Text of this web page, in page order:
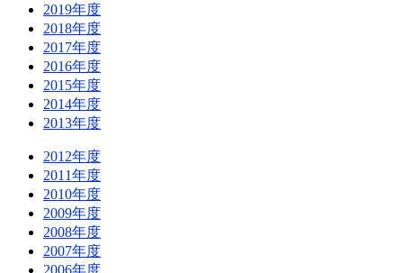
2019年度
2018年度
2017年度
2016年度
2015年度
2014年度
2013年度
2012年度
2011年度
2010年度
2009年度
2008年度
2007年度